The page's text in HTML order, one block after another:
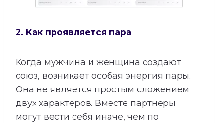
2. Как проявляется пара
Когда мужчина и женщина создают
союз, возникает особая энергия пары.
Она не является простым сложением
двух характеров. Вместе партнеры
могут вести себя иначе, чем по